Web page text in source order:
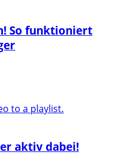
So funktioniert
to a playlist.
aktiv dabei!